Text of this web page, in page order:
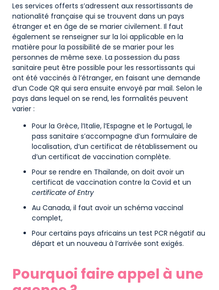
Les services offerts s’adressent aux ressortissants de
nationalité française qui se trouvent dans un pays
étranger et en âge de se marier civilement. Il faut
également se renseigner sur la loi applicable en la
matière pour la possibilité de se marier pour les
personnes de même sexe. La possession du pass
sanitaire peut être possible pour les ressortissants qui
ont été vaccinés à l’étranger, en faisant une demande
d’un Code QR qui sera ensuite envoyé par mail. Selon le
pays dans lequel on se rend, les formalités peuvent
varier :
Pour la Grèce, l’Italie, l’Espagne et le Portugal, le
pass sanitaire s’accompagne d’un formulaire de
localisation, d’un certificat de rétablissement ou
d’un certificat de vaccination complète.
Pour se rendre en Thaïlande, on doit avoir un
certificat de vaccination contre la Covid et un
certificate of Entry
Au Canada, il faut avoir un schéma vaccinal
complet,
Pour certains pays africains un test PCR négatif au
départ et un nouveau à l’arrivée sont exigés.
Pourquoi faire appel à une